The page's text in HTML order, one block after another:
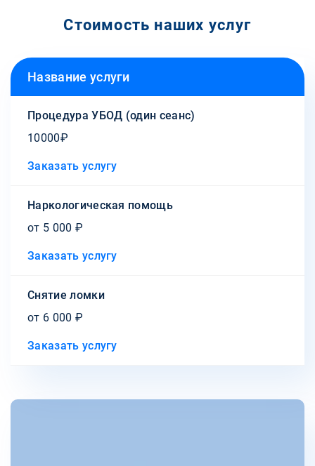
Стоимость наших услуг
Название услуги
Процедура УБОД (один сеанс)
10000₽
Заказать услугу
Наркологическая помощь
от 5 000 ₽
Заказать услугу
Снятие ломки
от 6 000 ₽
Заказать услугу